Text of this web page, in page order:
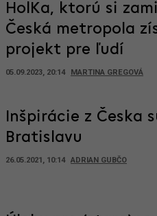
HolKa, ktorú si
Česká metropola
projekt pre ľudí
05.09.2023, 20:14 MARTINA GREGOVÁ
Inšpirácie z Česka
Bratislavu
26.05.2021, 10:14 ADRIAN GUBČO